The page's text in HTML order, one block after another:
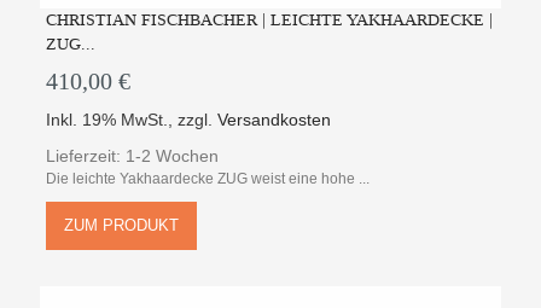
CHRISTIAN FISCHBACHER | LEICHTE YAKHAARDECKE |
ZUG...
410,00 €
Inkl. 19% MwSt.,zzgl.Versandkosten
Lieferzeit: 1-2 Wochen
Die leichte Yakhaardecke ZUG weist eine hohe ...
ZUM PRODUKT